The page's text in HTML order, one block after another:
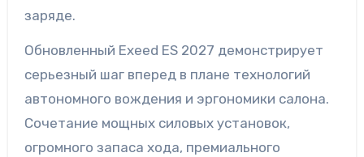
заряде.
Обновленный Exeed ES 2027 демонстрирует
серьезный шаг вперед в плане технологий
автономного вождения и эргономики салона.
Сочетание мощных силовых установок,
огромного запаса хода, премиального